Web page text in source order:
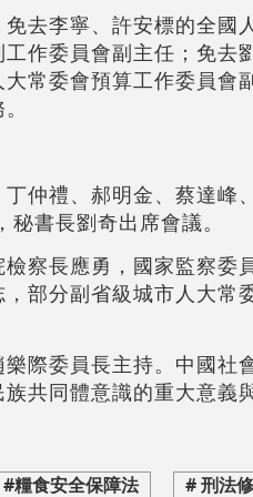
去李寧、許安標的全國
作委員會副主任；免去
常委會預算工作委員會
仲禮、郝明金、蔡達峰
書長劉奇出席會議。
察長應勇，國家監察委
部分副省級城市人大常
際委員長主持。中國社
共同體意識的重大意義
#糧食安全保障法 # 刑法